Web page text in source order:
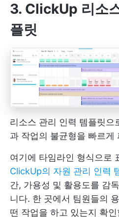
3. ClickUp 리소
플릿
리소스 관리 인력 템플릿으
과 작업의 불균형을 빠르게
여기에 타임라인 형식으로
ClickUp의 자원 관리 인력
간, 가용성 및 활용도를 감
니다. 한 곳에서 팀원들의
떤 작업을 하고 있는지 확